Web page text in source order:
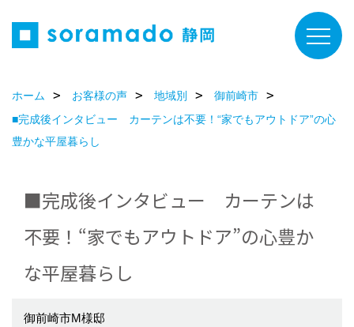
ホーム お客様の声 地域別
御前崎市
■完成後インタビュー カーテンは不要！“家でもアウトドア”の心
豊かな平屋暮らし
■完成後インタビュー カーテンは
不要！“家でもアウトドア”の心豊か
な平屋暮らし
御前崎市M様邸